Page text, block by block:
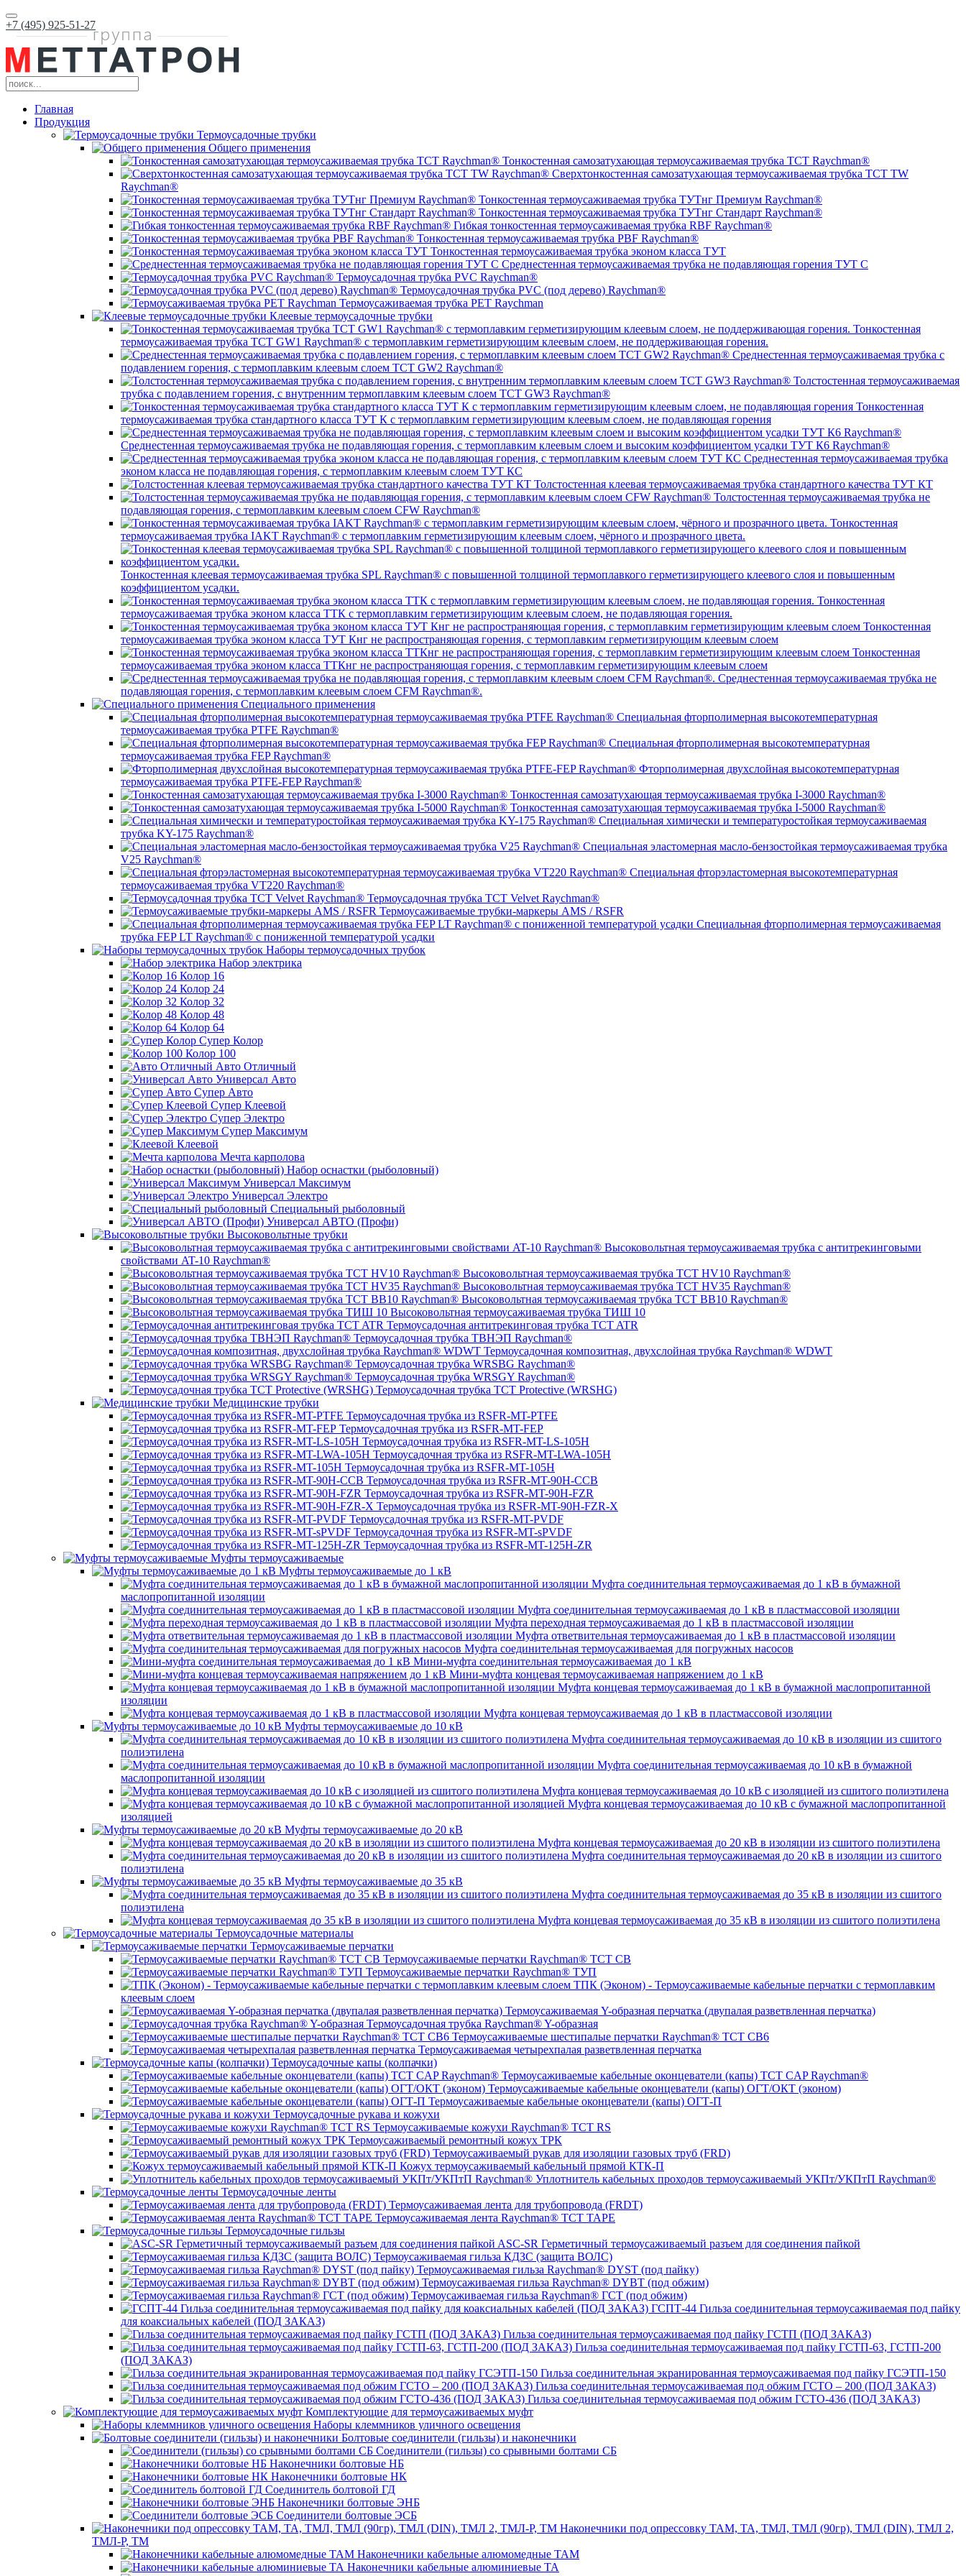
+7 (495) 925-51-27
Главная
Продукция
Термоусадочные трубки
Общего применения
Тонкостенная самозатухающая термоусаживаемая трубка ТCT Raychman®
Сверхтонкостенная самозатухающая термоусаживаемая трубка ТCT TW
Raychman®
Тонкостенная термоусаживаемая трубка ТУТнг Премиум Raychman®
Тонкостенная термоусаживаемая трубка ТУТнг Стандарт Raychman®
Гибкая тонкостенная термоусаживаемая трубка RBF Raychman®
Тонкостенная термоусаживаемая трубка PBF Raychman®
Тонкостенная термоусаживаемая трубка эконом класса ТУТ
Среднестенная термоусаживаемая трубка не подавляющая горения ТУТ С
Термоусадочная трубка PVC Raychman®
Термоусадочная трубка PVC (под дерево) Raychman®
Термоусаживаемая трубка PET Raychman
Клеевые термоусадочные трубки
Тонкостенная
термоусаживаемая трубка TCT GW1 Raychman® с термоплавким герметизирующим клеевым слоем, не поддерживающая горения.
Среднестенная термоусаживаемая трубка c
подавлением горения, с термоплавким клеевым слоем TCT GW2 Raychman®
Толстостенная термоусаживаемая
трубка c подавлением горения, с внутренним термоплавким клеевым слоем TCT GW3 Raychman®
Тонкостенная
термоусаживаемая трубка стандартного класса ТУТ К с термоплавким герметизирующим клеевым слоем, не подавляющая горения
Среднестенная термоусаживаемая трубка не подавляющая горения, с термоплавким клеевым слоем и высоким коэффициентом усадки ТУТ К6 Raychman®
Среднестенная термоусаживаемая трубка
эконом класса не подавляющая горения, с термоплавким клеевым слоем ТУТ КС
Толстостенная клеевая термоусаживаемая трубка стандартного качества ТУТ КТ
Толстостенная термоусаживаемая трубка не
подавляющая горения, с термоплавким клеевым слоем CFW Raychman®
Тонкостенная
термоусаживаемая трубка IAKT Raychman® с термоплавким герметизирующим клеевым слоем, чёрного и прозрачного цвета.
Тонкостенная клеевая термоусаживаемая трубка SPL Raychman® с повышенной толщиной термоплавкого герметизирующего клеевого слоя и повышенным
коэффициентом усадки.
Тонкостенная
термоусаживаемая трубка эконом класса ТТК с термоплавким герметизирующим клеевым слоем, не подавляющая горения.
Тонкостенная
термоусаживаемая трубка эконом класса ТУТ Кнг не распространяющая горения, с термоплавким герметизирующим клеевым слоем
Тонкостенная
термоусаживаемая трубка эконом класса ТТКнг не распространяющая горения, с термоплавким герметизирующим клеевым слоем
Среднестенная термоусаживаемая трубка не
подавляющая горения, с термоплавким клеевым слоем CFM Raychman®.
Специального применения
Специальная фторполимерная высокотемпературная
термоусаживаемая трубка PTFE Raychman®
Специальная фторполимерная высокотемпературная
термоусаживаемая трубка FEP Raychman®
Фторполимерная двухслойная высокотемпературная
термоусаживаемая трубка PTFE-FEP Raychman®
Тонкостенная самозатухающая термоусаживаемая трубка I-3000 Raychman®
Тонкостенная самозатухающая термоусаживаемая трубка I-5000 Raychman®
Специальная химически и температуростойкая термоусаживаемая
трубка KY-175 Raychman®
Специальная эластомерная масло-бензостойкая термоусаживаемая трубка
V25 Raychman®
Специальная фторэластомерная высокотемпературная
термоусаживаемая трубка VT220 Raychman®
Термоусадочная трубка TCT Velvet Raychman®
Термоусаживаемые трубки-маркеры AMS / RSFR
Специальная фторполимерная термоусаживаемая
трубка FEP LT Raychman® с пониженной температурой усадки
Наборы термоусадочных трубок
Набор электрика
Колор 16
Колор 24
Колор 32
Колор 48
Колор 64
Супер Колор
Колор 100
Авто Отличный
Универсал Авто
Супер Авто
Супер Клеевой
Супер Электро
Супер Максимум
Клеевой
Мечта карполова
Набор оснастки (рыболовный)
Универсал Максимум
Универсал Электро
Специальный рыболовный
Универсал АВТО (Профи)
Высоковольтные трубки
Высоковольтная термоусаживаемая трубка с антитрекинговыми
свойствами AT-10 Raychman®
Высоковольтная термоусаживаемая трубка TCT HV10 Raychman®
Высоковольтная термоусаживаемая трубка TCT HV35 Raychman®
Высоковольтная термоусаживаемая трубка TCT BB10 Raychman®
Высоковольтная термоусаживаемая трубка ТИШ 10
Термоусадочная антитрекинговая трубка TCT ATR
Термоусадочная трубка ТВНЭП Raychman®
Термоусадочная композитная, двухслойная трубка Raychman® WDWT
Термоусадочная трубка WRSBG Raychman®
Термоусадочная трубка WRSGY Raychman®
Термоусадочная трубка TCT Protective (WRSHG)
Медицинские трубки
Термоусадочная трубка из RSFR-MT-PTFE
Термоусадочная трубка из RSFR-MT-FEP
Термоусадочная трубка из RSFR-MT-LS-105H
Термоусадочная трубка из RSFR-MT-LWA-105H
Термоусадочная трубка из RSFR-MT-105H
Термоусадочная трубка из RSFR-MT-90H-CCB
Термоусадочная трубка из RSFR-MT-90H-FZR
Термоусадочная трубка из RSFR-MT-90H-FZR-X
Термоусадочная трубка из RSFR-MT-PVDF
Термоусадочная трубка из RSFR-MT-sPVDF
Термоусадочная трубка из RSFR-MT-125H-ZR
Муфты термоусаживаемые
Муфты термоусаживаемые до 1 кВ
Муфта соединительная термоусаживаемая до 1 кВ в бумажной
маслопропитанной изоляции
Муфта соединительная термоусаживаемая до 1 кВ в пластмассовой изоляции
Муфта переходная термоусаживаемая до 1 кВ в пластмассовой изоляции
Муфта ответвительная термоусаживаемая до 1 кВ в пластмассовой изоляции
Муфта соединительная термоусаживаемая для погружных насосов
Мини-муфта соединительная термоусаживаемая до 1 кВ
Мини-муфта концевая термоусаживаемая напряжением до 1 кВ
Муфта концевая термоусаживаемая до 1 кВ в бумажной маслопропитанной
изоляции
Муфта концевая термоусаживаемая до 1 кВ в пластмассовой изоляции
Муфты термоусаживаемые до 10 кВ
Муфта соединительная термоусаживаемая до 10 кВ в изоляции из сшитого
полиэтилена
Муфта соединительная термоусаживаемая до 10 кВ в бумажной
маслопропитанной изоляции
Муфта концевая термоусаживаемая до 10 кВ с изоляцией из сшитого полиэтилена
Муфта концевая термоусаживаемая до 10 кВ с бумажной маслопропитанной
изоляцией
Муфты термоусаживаемые до 20 кВ
Муфта концевая термоусаживаемая до 20 кВ в изоляции из сшитого полиэтилена
Муфта соединительная термоусаживаемая до 20 кВ в изоляции из сшитого
полиэтилена
Муфты термоусаживаемые до 35 кВ
Муфта соединительная термоусаживаемая до 35 кВ в изоляции из сшитого
полиэтилена
Муфта концевая термоусаживаемая до 35 кВ в изоляции из сшитого полиэтилена
Термоусадочные материалы
Термоусаживаемые перчатки
Термоусаживаемые перчатки Raychman® TCT CB
Термоусаживаемые перчатки Raychman® ТУП
ТПК (Эконом) - Термоусаживаемые кабельные перчатки с термоплавким
клеевым слоем
Термоусаживаемая Y-образная перчатка (двупалая разветвленная перчатка)
Термоусадочная трубка Raychman® Y-образная
Термоусаживаемые шестипалые перчатки Raychman® ТСТ СВ6
Термоусаживаемая четырехпалая разветвленная перчатка
Термоусадочные капы (колпачки)
Термоусаживаемые кабельные оконцеватели (капы) ТCT CAP Raychman®
Термоусаживаемые кабельные оконцеватели (капы) ОГТ/ОКТ (эконом)
Термоусаживаемые кабельные оконцеватели (капы) ОГТ-П
Термоусадочные рукава и кожухи
Термоусаживаемые кожухи Raychman® TCT RS
Термоусаживаемый ремонтный кожух ТРК
Термоусаживаемый рукав для изоляции газовых труб (FRD)
Кожух термоусаживаемый кабельный прямой КТК-П
Уплотнитель кабельных проходов термоусаживаемый УКПт/УКПтП Raychman®
Термоусадочные ленты
Термоусаживаемая лента для трубопровода (FRDT)
Термоусаживаемая лента Raychman® TCT TAPE
Термоусадочные гильзы
ASC‐SR Герметичный термоусаживаемый разъем для соединения пайкой
Термоусаживаемая гильза КДЗС (защита ВОЛС)
Термоусаживаемая гильза Raychman® DYST (под пайку)
Термоусаживаемая гильза Raychman® DYBT (под обжим)
Термоусаживаемая гильза Raychman® ГСТ (под обжим)
ГСПТ-44 Гильза соединительная термоусаживаемая под пайку
для коаксиальных кабелей (ПОД ЗАКАЗ)
Гильза соединительная термоусаживаемая под пайку ГСТП (ПОД ЗАКАЗ)
Гильза соединительная термоусаживаемая под пайку ГСТП-63, ГСТП-200
(ПОД ЗАКАЗ)
Гильза соединительная экранированная термоусаживаемая под пайку ГСЭТП-150
Гильза соединительная термоусаживаемая под обжим ГСТО – 200 (ПОД ЗАКАЗ)
Гильза соединительная термоусаживаемая под обжим ГСТО-436 (ПОД ЗАКАЗ)
Комплектующие для термоусаживаемых муфт
Наборы клеммников уличного освещения
Болтовые соединители (гильзы) и наконечники
Соединители (гильзы) со срывными болтами СБ
Наконечники болтовые НБ
Наконечники болтовые НК
Соединитель болтовой ГД
Наконечники болтовые ЭНБ
Соединители болтовые ЭСБ
Наконечники под опрессовку ТАМ, ТА, ТМЛ, ТМЛ (90гр), ТМЛ (DIN), ТМЛ 2,
ТМЛ-Р, ТМ
Наконечники кабельные алюмомедные ТАМ
Наконечники кабельные алюминиевые ТА